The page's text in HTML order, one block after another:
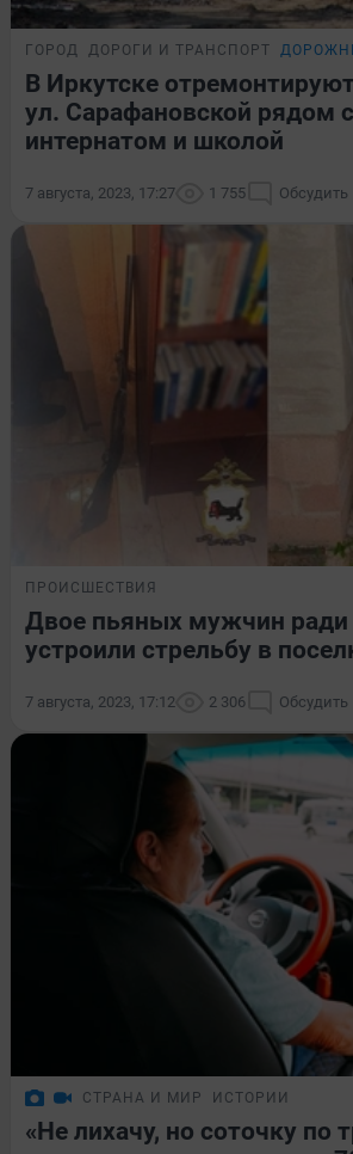
ГОРОД ДОРОГИ И ТРАНСПОРТ
В Иркутске
ул. Сарафановской рядом
интернатом и школой
7 августа, 2023, 17:27 1 755 Обсудить
ПРОИСШЕСТВИЯ
Двое пьяных мужчин ради
устроили стрельбу в
7 августа, 2023, 17:12 2 306 Обсудить
СТРАНА И МИР ИСТОРИИ
«Не лихачу, но соточку по